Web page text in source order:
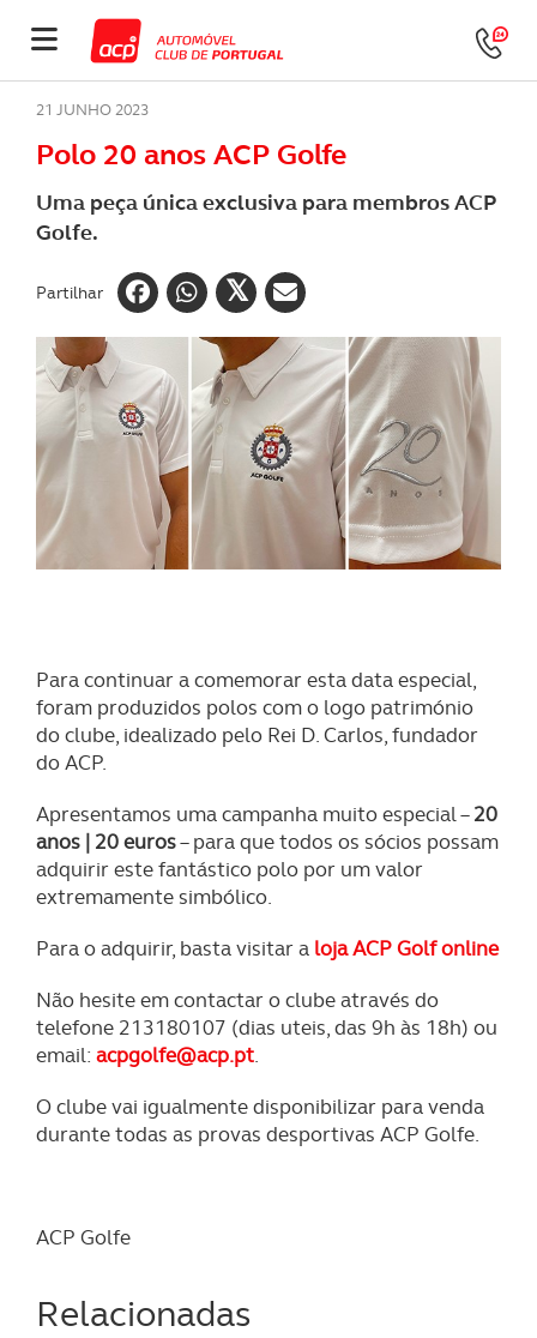
21 JUNHO 2023
Polo 20 anos ACP Golfe
Uma peça única exclusiva para membros ACP
Golfe.
Partilhar
Para continuar a comemorar esta data especial,
foram produzidos polos com o logo património
do clube, idealizado pelo Rei D. Carlos, fundador
do ACP.
Apresentamos uma campanha muito especial –20
anos | 20 euros– para que todos os sócios possam
adquirir este fantástico polo por um valor
extremamente simbólico.
Para o adquirir, basta visitar a loja ACP Golf online
Não hesite em contactar o clube através do
telefone 213180107 (dias uteis, das 9h às 18h) ou
email: acpgolfe@acp.pt.
O clube vai igualmente disponibilizar para venda
durante todas as provas desportivas ACP Golfe.
ACP Golfe
Relacionadas